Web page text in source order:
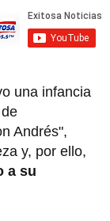
una infancia
Andrés",
y, por ello,
a su